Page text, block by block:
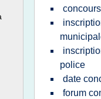
police
date
forum